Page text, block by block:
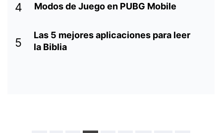
4 Modos de Juego en PUBG Mobile
5
Las 5 mejores aplicaciones para leer
la Biblia